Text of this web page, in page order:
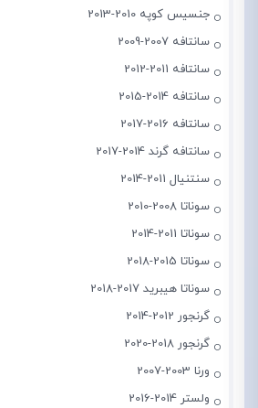
جنسیس کوپه 2010-2013
سانتافه 2007-2009
سانتافه 2011-2012
سانتافه 2014-2015
سانتافه 2016-2017
سانتافه گرند 2014-2017
سنتنیال 2011-2014
سوناتا 2008-2010
سوناتا 2011-2014
سوناتا 2015-2018
سوناتا هیبرید 2017-2018
گرنجور 2012-2014
گرنجور 2018-2020
ورنا 2003-2007
ولستر 2014-2016